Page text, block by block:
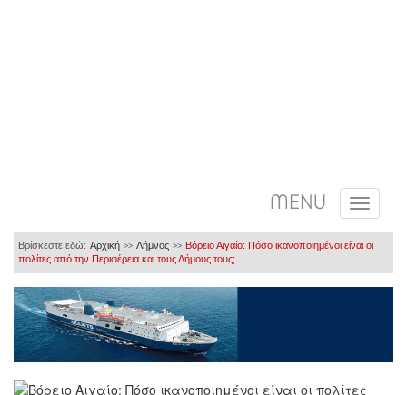
MENU
Βρίσκεστε εδώ: Αρχική >> Λήμνος >> Βόρειο Αιγαίο: Πόσο ικανοποιημένοι είναι οι
πολίτες από την Περιφέρεια και τους Δήμους τους;